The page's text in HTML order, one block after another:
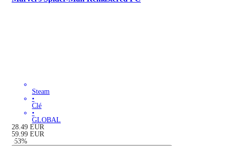
Steam
•
Clé
•
GLOBAL
28.49 EUR
59.99 EUR
-53%